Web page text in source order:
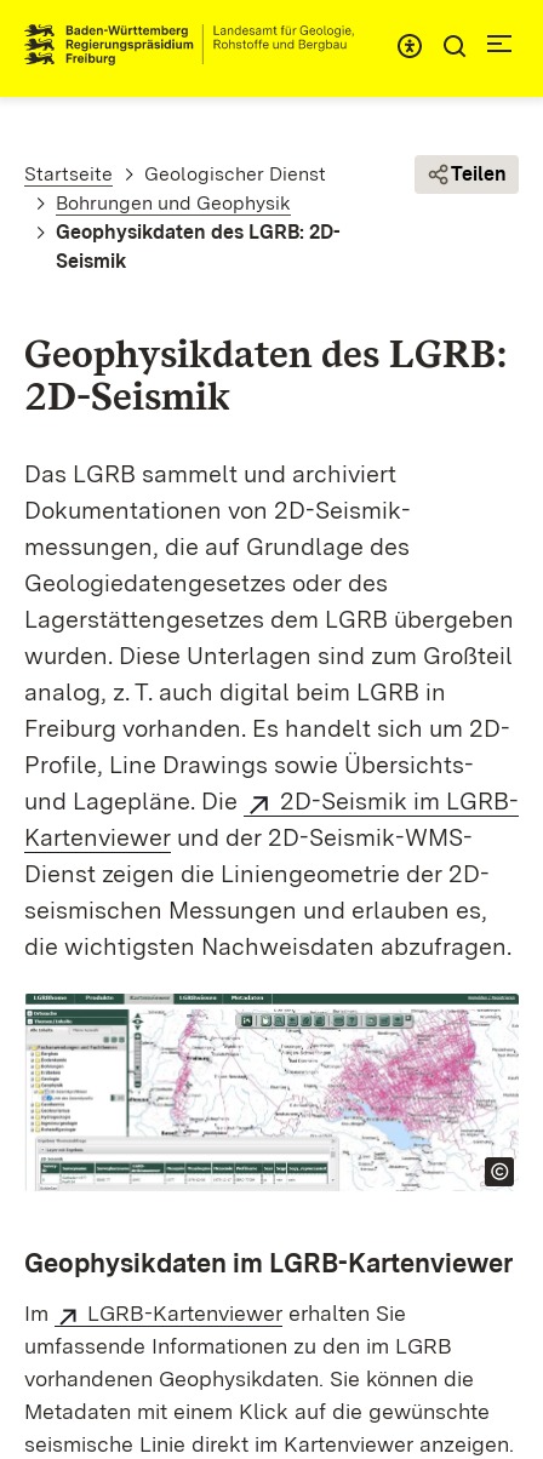
Pfadnavigation
Startseite
Geologischer Dienst
Bohrungen und Geophysik
Geophysikdaten des LGRB: 2D-
Seismik
Teilen
Geophysikdaten des LGRB:
2D-Seismik
Das LGRB sammelt und archiviert
Dokumentationen von 2D-Seismik­
messungen, die auf Grundlage des
Geologiedaten­­gesetzes oder des
Lagerstätten­gesetzes dem LGRB übergeben
wurden. Diese Unterlagen sind zum Großteil
analog, z. T. auch digital beim LGRB in
Freiburg vorhanden. Es handelt sich um 2D-
Profile, Line Drawings sowie Übersichts-
und Lagepläne. Die
2D-Seismik im LGRB-
Karten­viewer und der 2D-Seismik-WMS-
Dienst zeigen die Linien­geometrie der 2D-
seismischen Messungen und erlauben es,
die wichtigsten Nachweisdaten abzufragen.
Geophysikdaten im LGRB-Kartenviewer
Im LGRB-Kartenviewer erhalten Sie
umfassende Informationen zu den im LGRB
vorhandenen Geophysik­daten. Sie können die
Metadaten mit einem Klick auf die gewünschte
seismische Linie direkt im Kartenviewer anzeigen.